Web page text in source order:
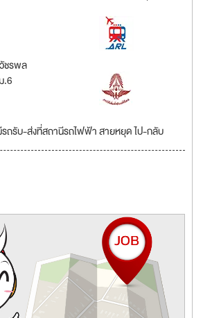
ชรพล
.6
ถรับ-ส่งที่สถานีรถไฟฟ้า สายหยุด ไป-กลับ